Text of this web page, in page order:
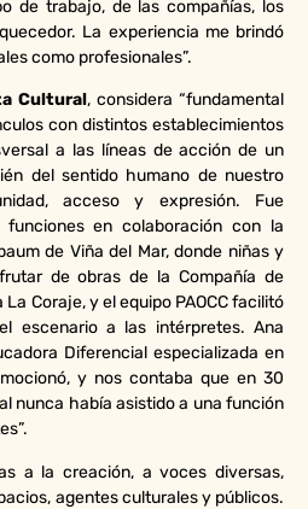
de trabajo, de las compañías, los
La experiencia me brindó
como profesionales”.
Cultural, considera “fundamental
con distintos establecimientos
a las líneas de acción de un
del sentido humano de nuestro
acceso y expresión. Fue
en colaboración con la
de Viña del Mar, donde niñas y
de obras de la Compañía de
Coraje, y el equipo PAOCC facilitó
escenario a las intérpretes. Ana
Diferencial especializada en
y nos contaba que en 30
nunca había asistido a una función
a la creación, a voces diversas,
agentes culturales y públicos.